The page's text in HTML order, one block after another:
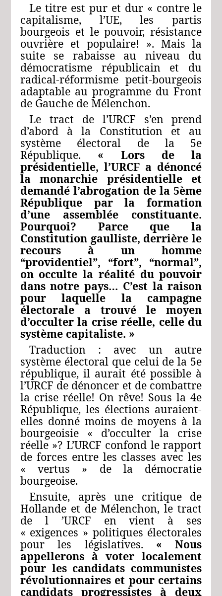
Le titre est pur et dur « contre le
capitalisme, l’UE, les partis
bourgeois et le pouvoir, résistance
ouvrière et populaire! ». Mais la
suite se rabaisse au niveau du
démocratisme républicain et du
radical-réformisme petit-bourgeois
adaptable au programme du Front
de Gauche de Mélenchon.
Le tract de l’URCF s’en prend
d’abord à la Constitution et au
système électoral de la 5e
République. « Lors de la
présidentielle, l’URCF a dénoncé
la monarchie présidentielle et
demandé l’abrogation de la 5ème
République par la formation
d’une assemblée constituante.
Pourquoi? Parce que la
Constitution gaulliste, derrière le
recours à un homme
“providentiel”, “fort”, “normal”,
on occulte la réalité du pouvoir
dans notre pays… C’est la raison
pour laquelle la campagne
électorale a trouvé le moyen
d’occulter la crise réelle, celle du
système capitaliste. »
Traduction : avec un autre
système électoral que celui de la 5e
république, il aurait été possible à
l’URCF de dénoncer et de combattre
la crise réelle! On rêve! Sous la 4e
République, les élections auraient-
elles donné moins de moyens à la
bourgeoisie « d’occulter la crise
réelle »? L’URCF confond le rapport
de forces entre les classes avec les
« vertus » de la démocratie
bourgeoise.
Ensuite, après une critique de
Hollande et de Mélenchon, le tract
de l ’URCF en vient à ses
« exigences » politiques électorales
pour les législatives. « Nous
appellerons à voter localement
pour les candidats communistes
révolutionnaires et pour certains
candidats progressistes à deux